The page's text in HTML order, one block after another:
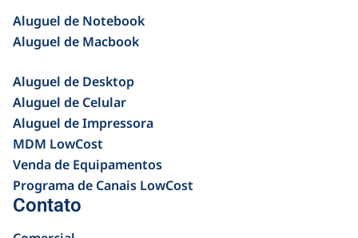
Aluguel de Notebook
Aluguel de Macbook
Aluguel de Desktop
Aluguel de Celular
Aluguel de Impressora
MDM LowCost
Venda de Equipamentos
Programa de Canais LowCost
Contato